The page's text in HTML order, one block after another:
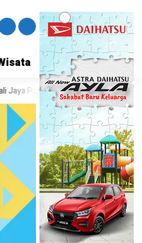
Pengajian dan Sholawat Bareng